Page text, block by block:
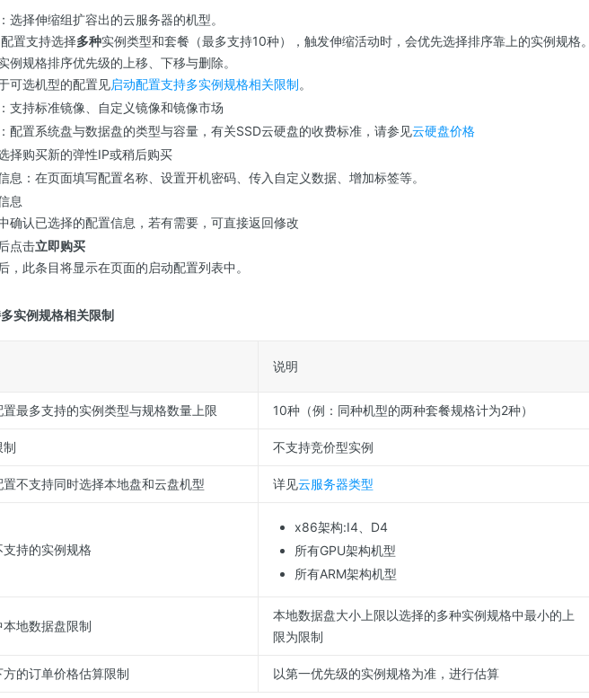
选择伸缩组扩容出的云服务器的机型。
置支持选择多种实例类型和套餐（最多支持10种），触发伸缩活动时，会优先选择排序靠上的实例规格。
例规格排序优先级的上移、下移与删除。
可选机型的配置见启动配置支持多实例规格相关限制。
支持标准镜像、自定义镜像和镜像市场
配置系统盘与数据盘的类型与容量，有关SSD云硬盘的收费标准，请参见云硬盘价格
择购买新的弹性IP或稍后购买
息：在页面填写配置名称、设置开机密码、传入自定义数据、增加标签等。
息
确认已选择的配置信息，若有需要，可直接返回修改
点击立即购买
，此条目将显示在页面的启动配置列表中。
实例规格相关限制
说明
最多支持的实例类型与规格数量上限 10种（例：同种机型的两种套餐规格计为2种）
制 不支持竞价型实例
置不支持同时选择本地盘和云盘机型 详见云服务器类型
支持的实例规格
x86架构:I4、D4
所有GPU架构机型
所有ARM架构机型
本地数据盘限制
本地数据盘大小上限以选择的多种实例规格中最小的上
限为限制
方的订单价格估算限制 以第一优先级的实例规格为准，进行估算